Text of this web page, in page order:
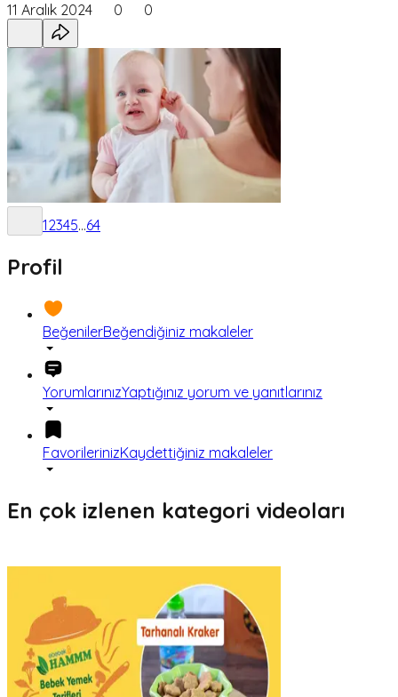
11 Aralık 2024 0 0
12345...64
Profil
BeğenilerBeğendiğiniz makaleler
YorumlarınızYaptığınız yorum ve yanıtlarınız
FavorilerinizKaydettiğiniz makaleler
En çok izlenen kategori videoları